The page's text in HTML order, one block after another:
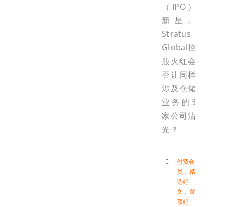
（IPO）
新星。
Stratus
Global控
股火红会
否让同样
涉及仓储
业务的3
家公司沾
光？
付费会
员 ， 精
选好
文 ， 置
顶好